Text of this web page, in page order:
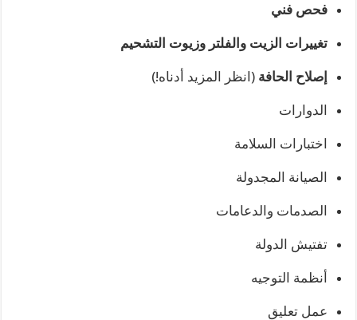
فحص فني
تغييرات الزيت والفلتر وزيوت التشحيم
إصلاح الحافة (انظر المزيد أدناه!)
الدوارات
اختبارات السلامة
الصيانة المجدولة
الصدمات والدعامات
تفتيش الدولة
أنظمة التوجيه
عمل تعليق